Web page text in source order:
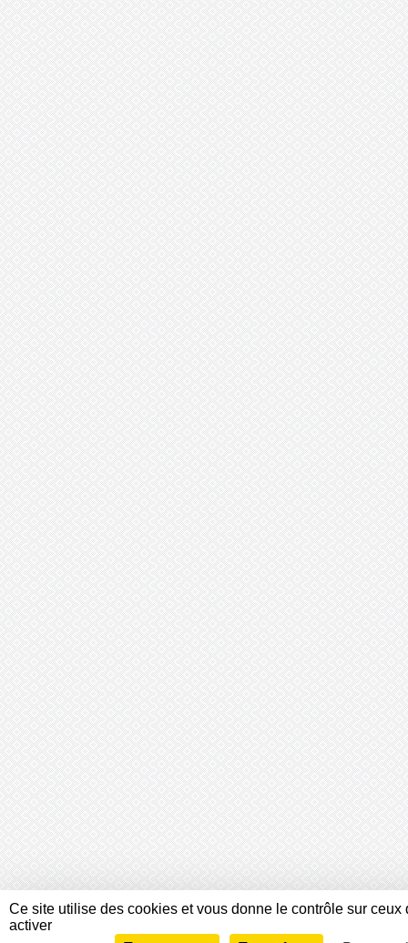
Ce site utilise des cookies et vous donne le contrôle sur ceux
activer